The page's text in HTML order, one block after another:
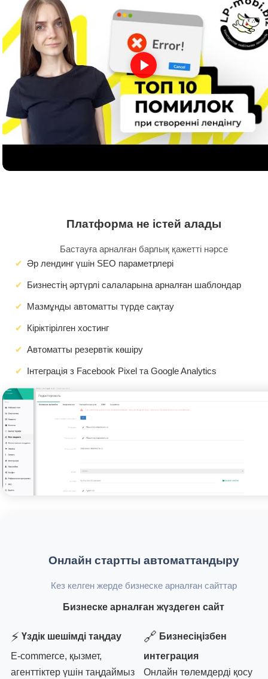
Платформа не істей алады
Бастауға арналған барлық қажетті нәрсе
Әр лендинг үшін SEO параметрлері
Бизнестің әртүрлі салаларына арналған шаблондар
Мазмұнды автоматты түрде сақтау
Кіріктірілген хостинг
Автоматты резервтік көшіру
Інтеграція з Facebook Pixel та Google Analytics
Онлайн стартты автоматтандыру
Кез келген жерде бизнеске арналған сайттар
Бизнеске арналған жүздеген сайт
⚡ Үздік шешімді таңдау
E-commerce, қызмет,
агенттіктер үшін таңдаймыз
🔗 Бизнесіңізбен
интеграция
Онлайн төлемдерді қосу